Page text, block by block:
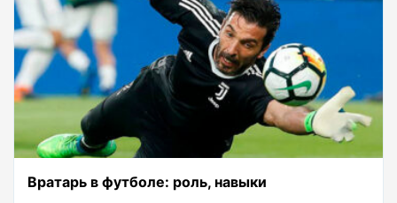
Вратарь в футболе: роль, навыки